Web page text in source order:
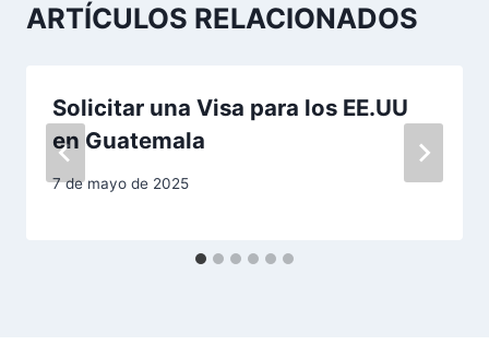
i
ARTÍCULOS RELACIONADOS
Solicitar una Visa para los EE.UU
en Guatemala
7 de mayo de 2025